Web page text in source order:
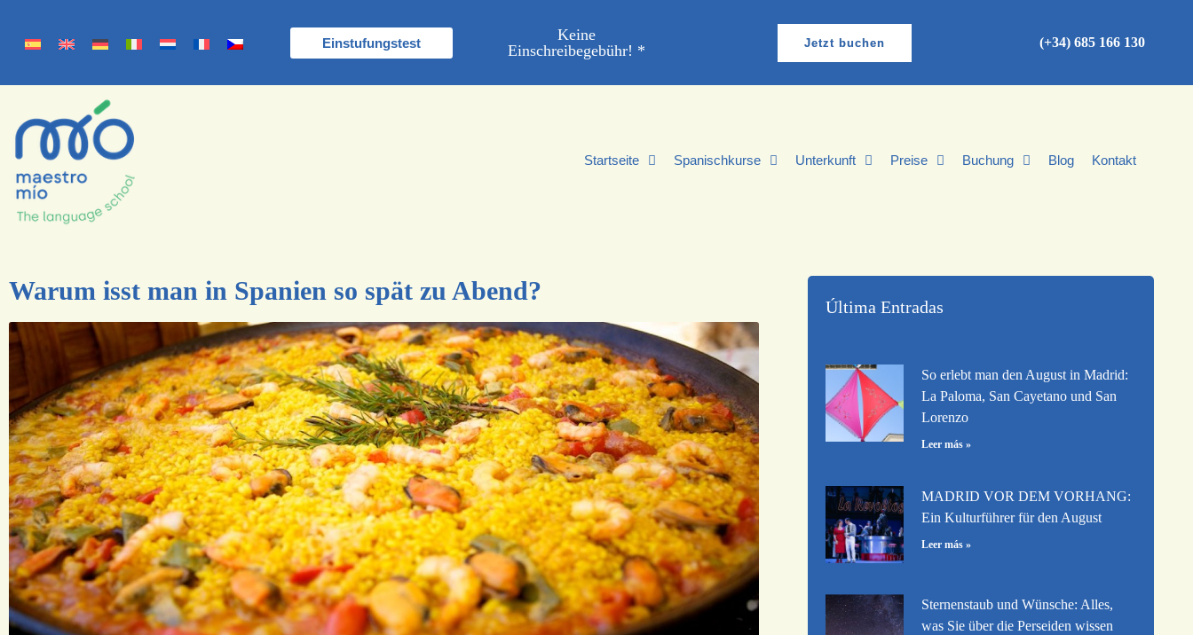
Einstufungstest
Keine
Einschreibegebühr! *
Jetzt buchen (+34) 685 166 130
Startseite Spanischkurse Unterkunft Preise Buchung Blog Kontakt
Warum isst man in Spanien so spät zu Abend?
Última Entradas
So erlebt man den August in Madrid:
La Paloma, San Cayetano und San
Lorenzo
Leer más »
MADRID VOR DEM VORHANG:
Ein Kulturführer für den August
Leer más »
Sternenstaub und Wünsche: Alles,
was Sie über die Perseiden wissen